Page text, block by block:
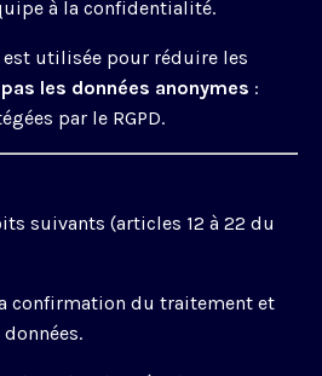
à la confidentialité.
est utilisée pour réduire les
les données anonymes :
par le RGPD.
suivants (articles 12 à 22 du
confirmation du traitement et